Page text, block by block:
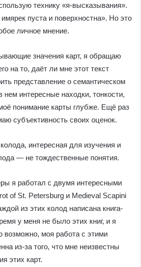
технику «я-высказывания».
пуста и поверхностна». Но это
личное мнение.
значения карт, я обращаю
на то, даёт ли мне этот текст
представление о семантическом
нем интересные находки, тонкости,
понимание карты глубже. Ещё раз
субъективность своих оценок.
интересная для изучения и
— не тождественные понятия.
я работал с двумя интересными
of St. Petersburg и Medieval Scapini
из этих колод написана книга-
у меня не было этих книг, и я
возможно, моя работа с этими
из-за того, что мне неизвестны
этих карт.